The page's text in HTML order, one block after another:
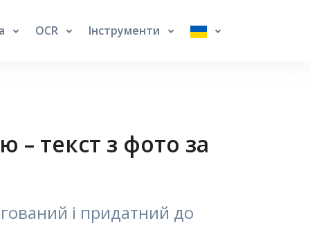
OCR Інструменти
– текст з фото за
і придатний до